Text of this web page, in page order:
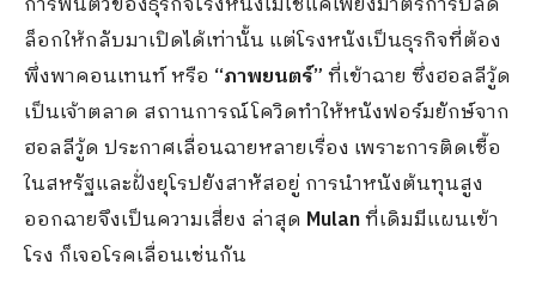
ล็อกให้กลับมาเปิดได้เท่านั้น แต่โรงหนังเป็นธุรกิจที่ต้อง
พึ่งพาคอนเทนท์ หรือ “ภาพยนตร์”ที่เข้าฉาย ซึ่งฮอลลีวู้ด
เป็นเจ้าตลาด สถานการณ์โควิดทำให้หนังฟอร์มยักษ์จาก
ฮอลลีวู้ด ประกาศเลื่อนฉายหลายเรื่อง เพราะการติดเชื้อ
ในสหรัฐและฝั่งยุโรปยังสาหัสอยู่ การนำหนังต้นทุนสูง
ออกฉายจึงเป็นความเสี่ยง ล่าสุด Mulanที่เดิมมีแผนเข้า
โรง ก็เจอโรคเลื่อนเช่นกัน